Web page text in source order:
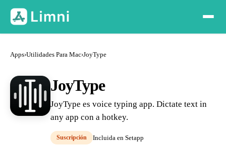
Apps›Utilidades Para Mac›JoyType
JoyType
JoyType es voice typing app. Dictate text in
any app con a hotkey.
Suscripción Incluida en Setapp